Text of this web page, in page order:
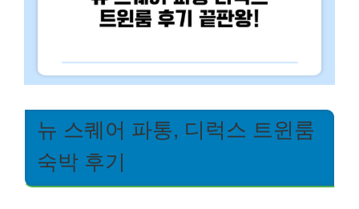
뉴 스퀘어 파통, 디럭스 트윈룸
숙박 후기